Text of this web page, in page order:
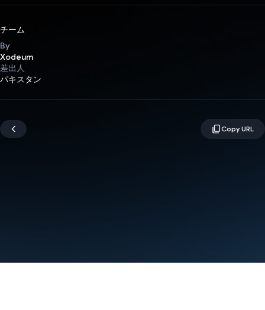
チーム
By
Xodeum
差出人
パキスタン